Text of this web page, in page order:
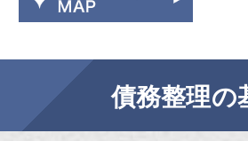
債務整理の